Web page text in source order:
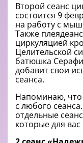
Второй сеанс
состоится 9
на работу с
Также
циркуляцией
Целительской
батюшка
добавит свои
сеанса.
Напоминаю, что
с любого
отдельные
которые для вас